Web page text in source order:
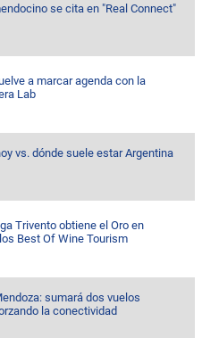
se cita en "Real Connect"
a marcar agenda con la
Lab
vs. dónde suele estar Argentina
Trivento obtiene el Oro en
Best Of Wine Tourism
sumará dos vuelos
la conectividad